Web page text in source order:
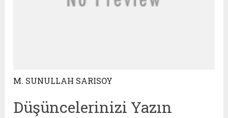
M. SUNULLAH SARISOY
Düşüncelerinizi Yazın